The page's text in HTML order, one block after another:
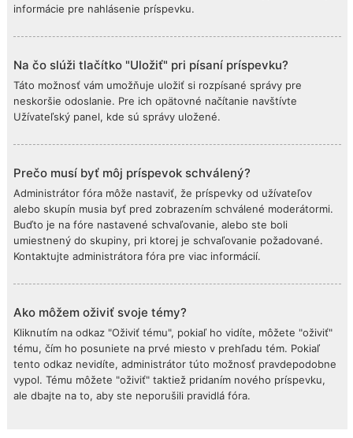
informácie pre nahlásenie príspevku.
Na čo slúži tlačítko "Uložiť" pri písaní príspevku?
Táto možnosť vám umožňuje uložiť si rozpísané správy pre
neskoršie odoslanie. Pre ich opätovné načítanie navštívte
Užívateľský panel, kde sú správy uložené.
Prečo musí byť môj príspevok schválený?
Administrátor fóra môže nastaviť, že príspevky od užívateľov
alebo skupín musia byť pred zobrazením schválené moderátormi.
Buďto je na fóre nastavené schvaľovanie, alebo ste boli
umiestnený do skupiny, pri ktorej je schvaľovanie požadované.
Kontaktujte administrátora fóra pre viac informácií.
Ako môžem oživiť svoje témy?
Kliknutím na odkaz "Oživiť tému", pokiaľ ho vidíte, môžete "oživiť"
tému, čím ho posuniete na prvé miesto v prehľadu tém. Pokiaľ
tento odkaz nevidíte, administrátor túto možnosť pravdepodobne
vypol. Tému môžete "oživiť" taktiež pridaním nového príspevku,
ale dbajte na to, aby ste neporušili pravidlá fóra.